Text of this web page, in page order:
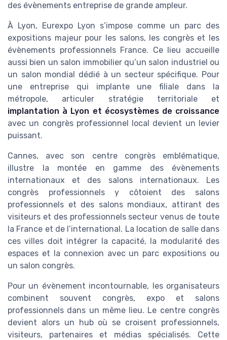
des évènements entreprise de grande ampleur.
À Lyon, Eurexpo Lyon s’impose comme un parc des
expositions majeur pour les salons, les congrès et les
évènements professionnels France. Ce lieu accueille
aussi bien un salon immobilier qu’un salon industriel ou
un salon mondial dédié à un secteur spécifique. Pour
une entreprise qui implante une filiale dans la
métropole, articuler stratégie territoriale et
implantation à Lyon et écosystèmes de croissance
avec un congrès professionnel local devient un levier
puissant.
Cannes, avec son centre congrès emblématique,
illustre la montée en gamme des évènements
internationaux et des salons internationaux. Les
congrès professionnels y côtoient des salons
professionnels et des salons mondiaux, attirant des
visiteurs et des professionnels secteur venus de toute
la France et de l’international. La location de salle dans
ces villes doit intégrer la capacité, la modularité des
espaces et la connexion avec un parc expositions ou
un salon congrès.
Pour un évènement incontournable, les organisateurs
combinent souvent congrès, expo et salons
professionnels dans un même lieu. Le centre congrès
devient alors un hub où se croisent professionnels,
visiteurs, partenaires et médias spécialisés. Cette